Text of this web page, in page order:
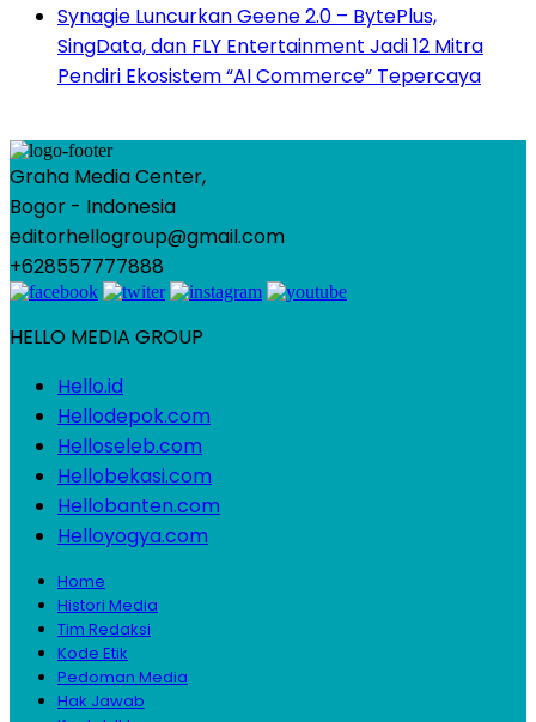
Synagie Luncurkan Geene 2.0 – BytePlus,
SingData, dan FLY Entertainment Jadi 12 Mitra
Pendiri Ekosistem “AI Commerce” Tepercaya
Graha Media Center,
Bogor - Indonesia
editorhellogroup@gmail.com
+628557777888
HELLO MEDIA GROUP
Hello.id
Hellodepok.com
Helloseleb.com
Hellobekasi.com
Hellobanten.com
Helloyogya.com
Home
Histori Media
Tim Redaksi
Kode Etik
Pedoman Media
Hak Jawab